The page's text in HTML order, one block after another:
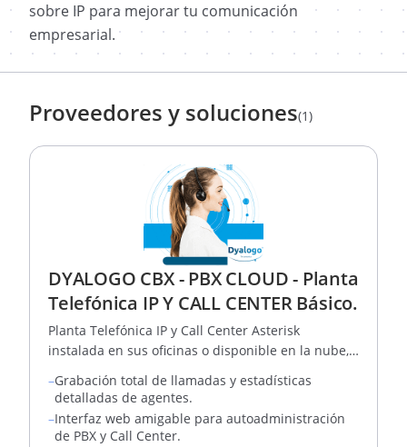
sobre IP para mejorar tu comunicación
empresarial.
Proveedores y soluciones(1)
DYALOGO CBX - PBX CLOUD - Planta
Telefónica IP Y CALL CENTER Básico.
Planta Telefónica IP y Call Center Asterisk
instalada en sus oficinas o disponible en la nube,
–Grabación total de llamadas y estadísticas
detalladas de agentes.
–Interfaz web amigable para autoadministración
de PBX y Call Center.